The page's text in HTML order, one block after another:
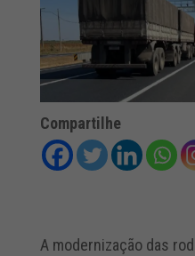
Compartilhe
A modernização das